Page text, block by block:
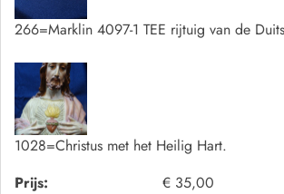
266=Marklin 4097-1 TEE rijtuig van de
1028=Christus met het Heilig Hart.
Prijs:
€ 35,00